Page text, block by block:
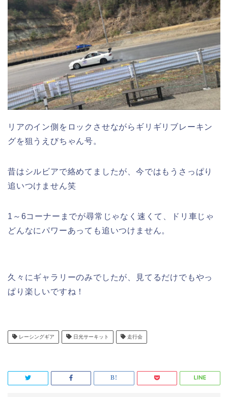
リアのイン側をロックさせながらギリギリブレーキン
グを狙うえびちゃん号。
昔はシルビアで絡めてましたが、今ではもうさっぱり
追いつけません笑
1～6コーナーまでが尋常じゃなく速くて、ドリ車じゃ
どんなにパワーあっても追いつけません。
久々にギャラリーのみでしたが、見てるだけでもやっ
ぱり楽しいですね！
レーシングギア 日光サーキット 走行会